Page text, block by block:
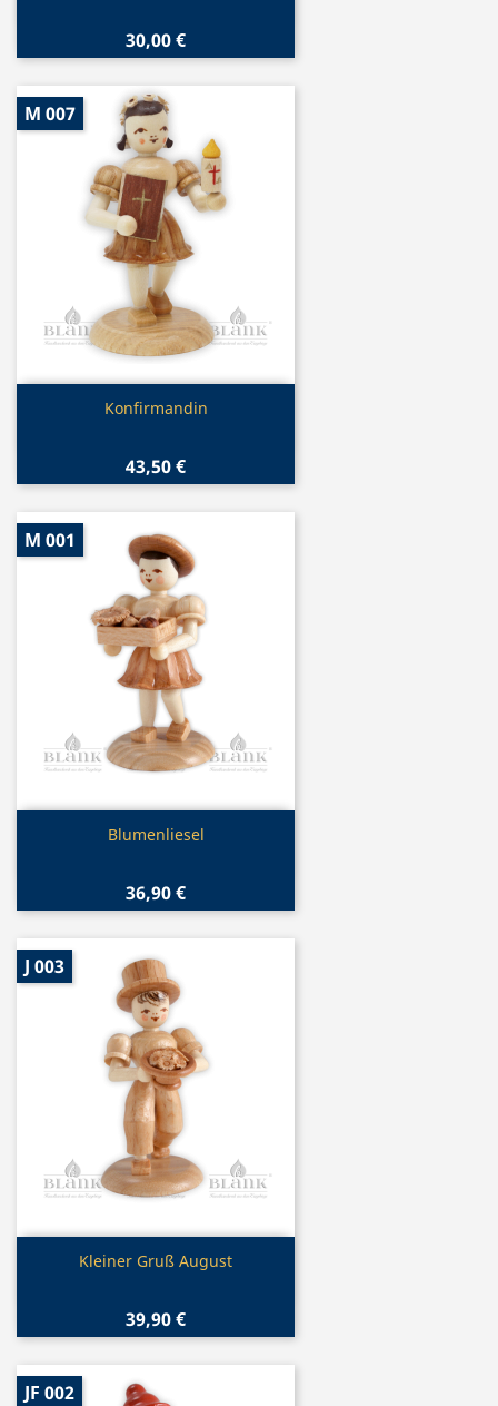
30,00 €
Vorschau
Konfirmandin
43,50 €
M 007
Vorschau
Blumenliesel
36,90 €
M 001
Vorschau
Kleiner Gruß August
39,90 €
J 003
JF 002